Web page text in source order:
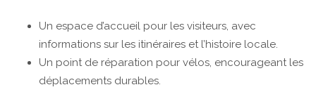
Un espace d’accueil pour les visiteurs, avec
informations sur les itinéraires et l’histoire locale.
Un point de réparation pour vélos, encourageant les
déplacements durables.